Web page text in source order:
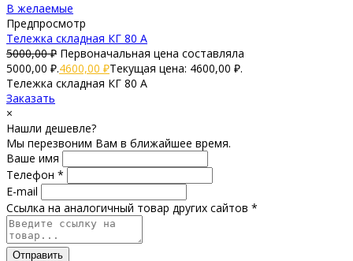
В желаемые
Предпросмотр
Тележка складная КГ 80 А
5000,00₽ Первоначальная цена составляла
5000,00 ₽.4600,00 ₽Текущая цена: 4600,00 ₽.
Тележка складная КГ 80 А
Заказать
×
Нашли дешевле?
Мы перезвоним Вам в ближайшее время.
Ваше имя
Телефон *
E-mail
Ссылка на аналогичный товар других сайтов *
Отправить